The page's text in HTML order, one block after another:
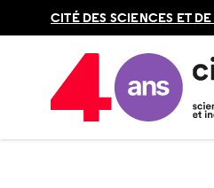
en
CITÉ DES SCIENCES ET
Accueil Au programme